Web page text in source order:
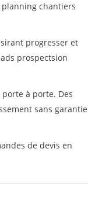
chantiers
progresser et
prospectsion
à porte. Des
sans garantie
de devis en